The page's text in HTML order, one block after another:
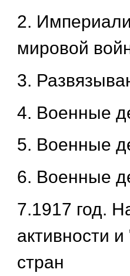
2.
мировой
3.
4. Военные
5. Военные
6. Военные
7.1917 год.
активности
стран